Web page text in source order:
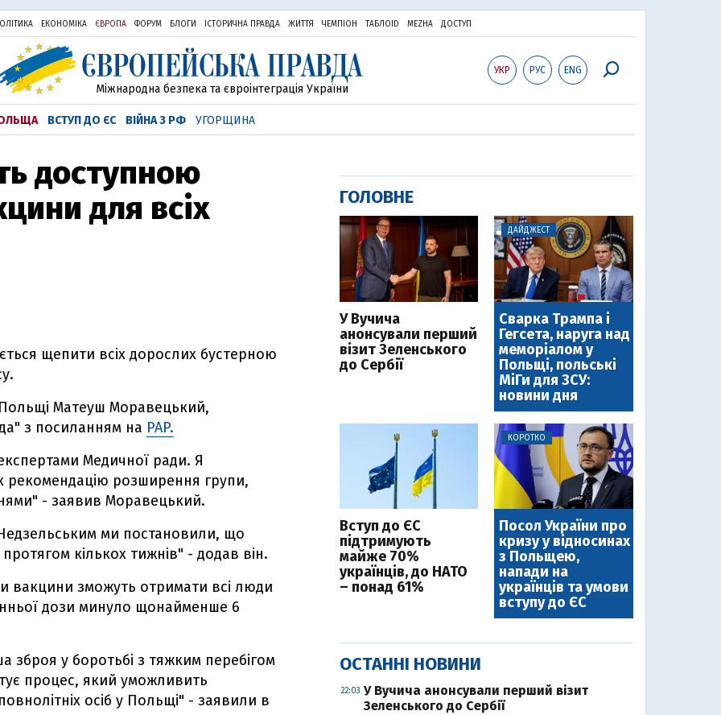
ЕКОНОМІКА ЄВРОПА ФОРУМ БЛОГИ ІСТОРИЧНА ПРАВДА ЖИТТЯ ЧЕМПІОН ТАБЛОID MEZHA ДОСТУП
УКР РУС ENG
Міжнародна безпека та євроінтеграція України
ВСТУП ДО ЄС ВІЙНА З РФ УГОРЩИНА
доступною
для всіх
щепити всіх дорослих бустерною
Матеуш Моравецький,
з посиланням на PAP.
Медичної ради. Я
рекомендацію розширення групи,
- заявив Моравецький.
ми постановили, що
кількох тижнів" - додав він.
вакцини зможуть отримати всі люди
дози минуло щонайменше 6
у боротьбі з тяжким перебігом
процес, який уможливить
осіб у Польщі" - заявили в
ГОЛОВНЕ
У Вучича
анонсували перший
візит Зеленського
до Сербії
ДАЙДЖЕСТ
Сварка Трампа і
Гегсета, наруга над
меморіалом у
Польщі, польські
МіГи для ЗСУ:
новини дня
Вступ до ЄС
підтримують
майже 70%
українців, до НАТО
– понад 61%
КОРОТКО
Посол України про
кризу у відносинах
з Польщею,
напади на
українців та умови
вступу до ЄС
ОСТАННІ НОВИНИ
22:03 У Вучича анонсували перший візит
Зеленського до Сербії